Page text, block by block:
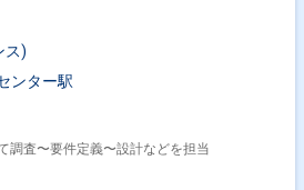
ス)
ンター駅
調査〜要件定義〜設計などを担当